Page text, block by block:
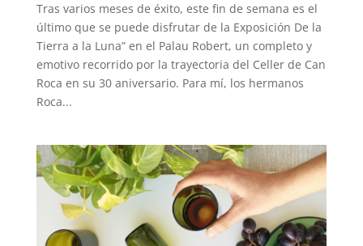
Tras varios meses de éxito, este fin de semana es el
último que se puede disfrutar de la Exposición De la
Tierra a la Luna” en el Palau Robert, un completo y
emotivo recorrido por la trayectoria del Celler de Can
Roca en su 30 aniversario. Para mí, los hermanos
Roca...